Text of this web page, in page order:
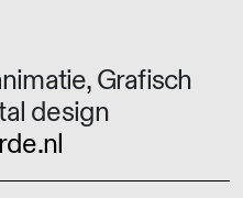
Grafisch
design